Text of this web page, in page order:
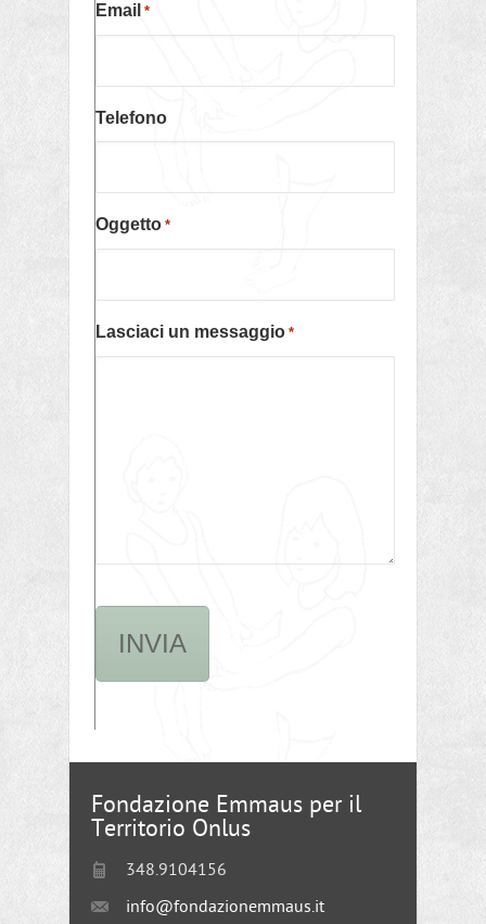
Email *
Telefono
Oggetto *
Lasciaci un messaggio *
Fondazione Emmaus per il
Territorio Onlus
348.9104156
info@fondazionemmaus.it